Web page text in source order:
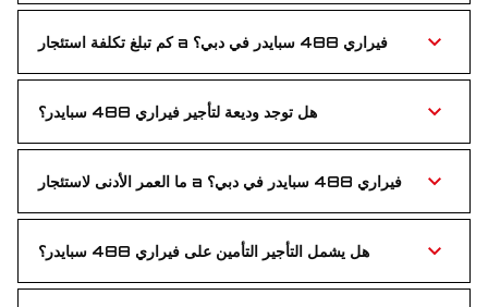
— ببساطة ودون تعقيد.
كم تبلغ تكلفة استئجار a فيراري 488 سبايدر في دبي؟
لعشّاق السرعة والأناقة.
هل توجد وديعة لتأجير فيراري 488 سبايدر؟
سهل دون دفعات مقدّمة.
ما العمر الأدنى لاستئجار a فيراري 488 سبايدر في دبي؟
في دبي — لضمان أيدٍ خبيرة خلف المقود.
هل يشمل التأجير التأمين على فيراري 488 سبايدر؟
الإيجار.